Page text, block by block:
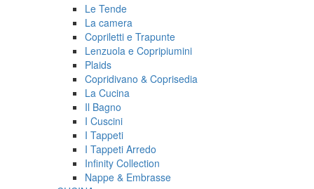
Le Tende
La camera
Copriletti e Trapunte
Lenzuola e Copripiumini
Plaids
Copridivano & Coprisedia
La Cucina
Il Bagno
I Cuscini
I Tappeti
I Tappeti Arredo
Infinity Collection
Nappe & Embrasse